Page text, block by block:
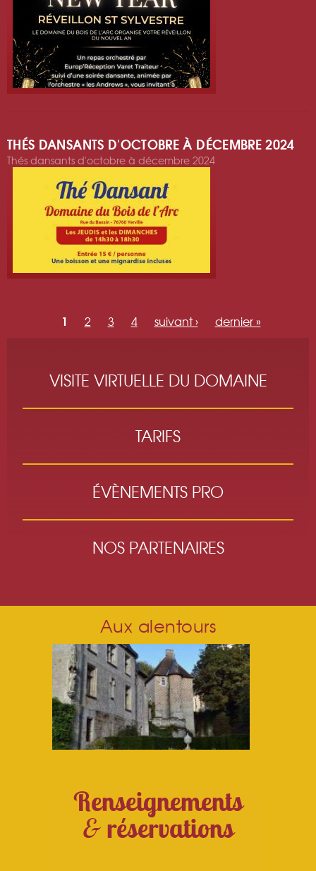
THÉS DANSANTS D'OCTOBRE À DÉCEMBRE 2024
Thés dansants d'octobre à décembre 2024
1 2 3 4 suivant › dernier »
VISITE VIRTUELLE DU DOMAINE
TARIFS
ÉVÈNEMENTS PRO
NOS PARTENAIRES
Aux alentours
Renseignements
&réservations